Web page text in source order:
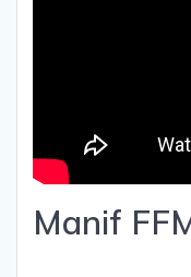
Manif